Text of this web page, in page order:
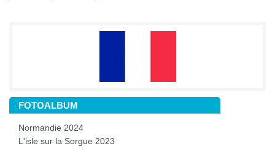
FOTOALBUM
Normandie 2024
L'isle sur la Sorgue 2023